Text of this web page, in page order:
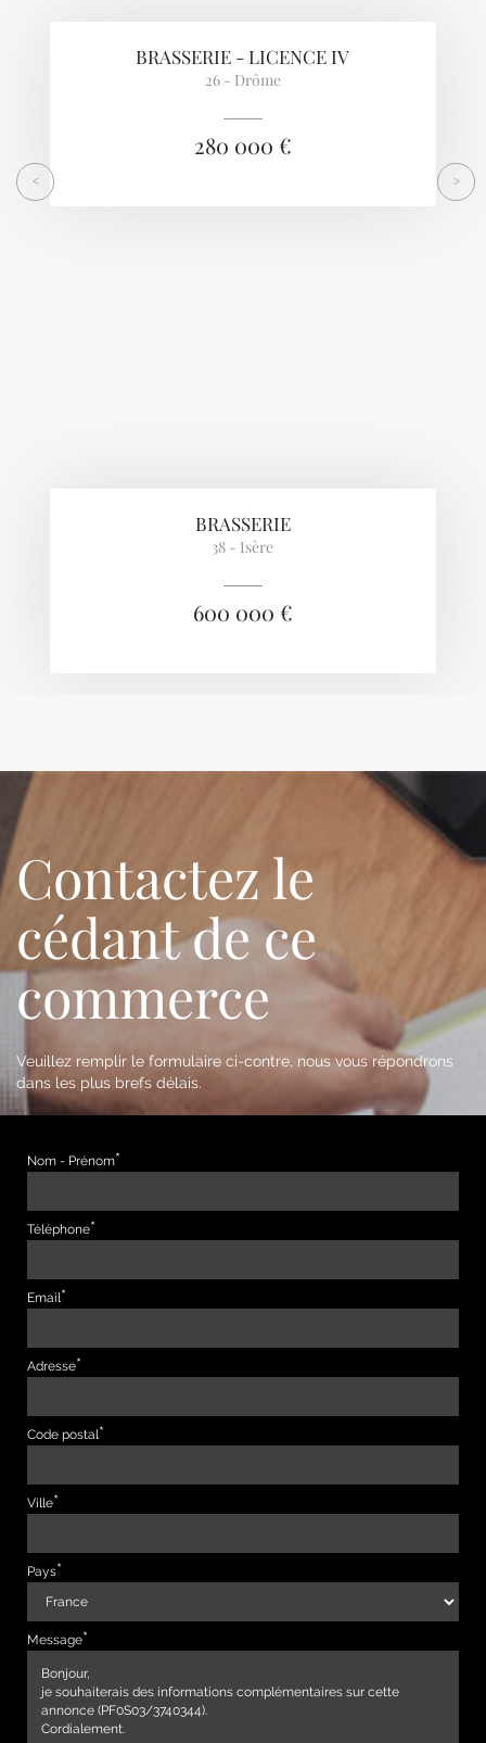
BRASSERIE - LICENCE IV
26 - Drôme
280 000 €
BRASSERIE
38 - Isère
600 000 €
< >
Contactez le
cédant de ce
commerce
Veuillez remplir le formulaire ci-contre, nous vous répondrons
dans les plus brefs délais.
Nom - Prénom
Téléphone
Email
Adresse
Code postal
Ville
Pays
Message